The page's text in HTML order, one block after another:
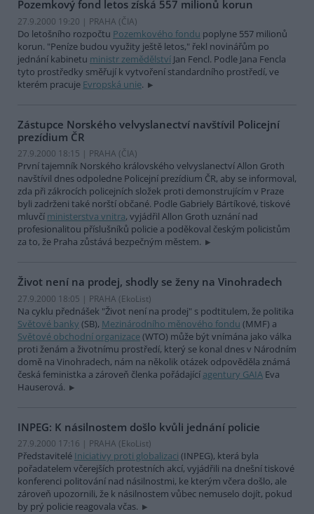
Pozemkový fond letos získá 557 milionů korun
27.9.2000 19:20 | PRAHA (ČIA)
Do letošního rozpočtu Pozemkového fondu poplyne 557 milionů
korun. "Peníze budou využity ještě letos," řekl novinářům po
jednání kabinetu ministr zemědělství Jan Fencl. Podle Jana Fencla
tyto prostředky směřují k vytvoření standardního prostředí, ve
kterém pracuje Evropská unie.
Zástupce Norského velvyslanectví navštívil Policejní
prezídium ČR
27.9.2000 18:15 | PRAHA (ČIA)
První tajemník Norského královského velvyslanectví Allon Groth
navštívil dnes odpoledne Policejní prezídium ČR, aby se informoval,
zda při zákrocích policejních složek proti demonstrujícím v Praze
byli zadrženi také norští občané. Podle Gabriely Bártíkové, tiskové
mluvčí ministerstva vnitra, vyjádřil Allon Groth uznání nad
profesionalitou příslušníků policie a poděkoval českým policistům
za to, že Praha zůstává bezpečným městem.
Život není na prodej, shodly se ženy na Vinohradech
27.9.2000 18:05 | PRAHA (EkoList)
Na cyklu přednášek "Život není na prodej" s podtitulem, že politika
Světové banky (SB), Mezinárodního měnového fondu (MMF) a
Světové obchodní organizace(WTO) může být vnímána jako válka
proti ženám a životnímu prostředí, který se konal dnes v Národním
domě na Vinohradech, nám na několik otázek odpověděla známá
česká feministka a zároveň členka pořádající agentury GAIA Eva
Hauserová.
INPEG: K násilnostem došlo kvůli jednání policie
27.9.2000 17:16 | PRAHA (EkoList)
Představitelé Iniciativy proti globalizaci (INPEG), která byla
pořadatelem včerejších protestních akcí, vyjádřili na dnešní tiskové
konferenci politování nad násilnostmi, ke kterým včera došlo, ale
zároveň upozornili, že k násilnostem vůbec nemuselo dojít, pokud
by prý policie reagovala včas.